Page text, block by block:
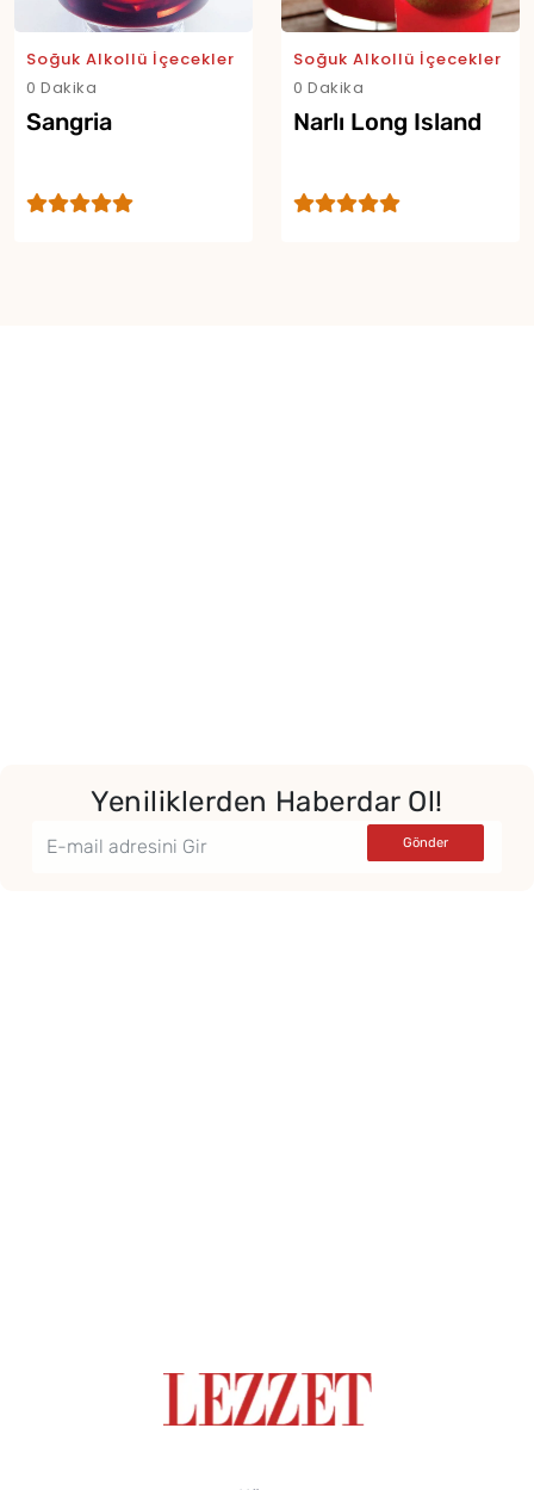
Soğuk Alkollü İçecekler
0 Dakika
Sangria
Soğuk Alkollü İçecekler
0 Dakika
Narlı Long Island
Yeniliklerden Haberdar Ol!